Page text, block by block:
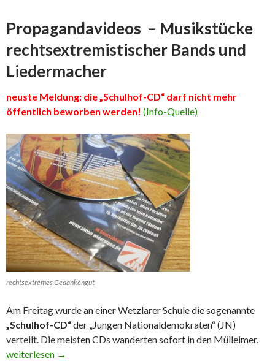
Propagandavideos – Musikstücke
rechtsextremistischer Bands und
Liedermacher
neuste Meldung: die „Schulhof-CD“ darf nicht mehr
öffentlich beworben werden! (Info-Quelle)
rechtsextremes Gedankengut
Am Freitag wurde an einer Wetzlarer Schule die sogenannte
„Schulhof-CD“der „Jungen Nationaldemokraten“ (JN)
verteilt. Die meisten CDs wanderten sofort in den Mülleimer.
Was tun gegen die rechtsextreme Schulhof-CD?
weiterlesen →